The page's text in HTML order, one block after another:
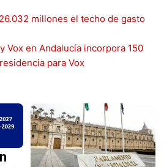
millones el techo de gasto
Vox en Andalucía incorpora 150
para Vox